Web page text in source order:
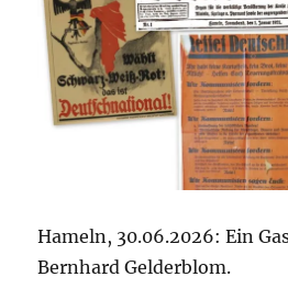
Hameln, 30.06.2026: Ein
Bernhard Gelderblom.